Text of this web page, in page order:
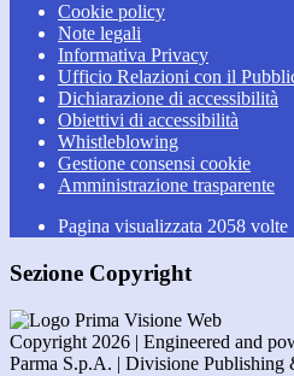
Cookie policy
Note legali
Informativa Privacy
Ufficio Relazioni con il
Dichiarazione di accessibilità
Obiettivi di accessibilità
Whistleblowing
Gestione consensi cookie
Amministrazione trasparente
Pagina visualizzata 2058 volte
Sezione Copyright
Copyright 2026 | Engineered and
Parma S.p.A. | Divisione Publishing